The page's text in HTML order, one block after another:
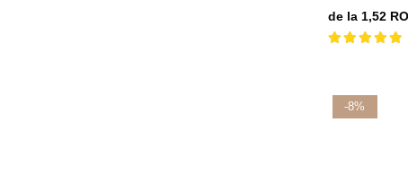
de la 1,52
-8%